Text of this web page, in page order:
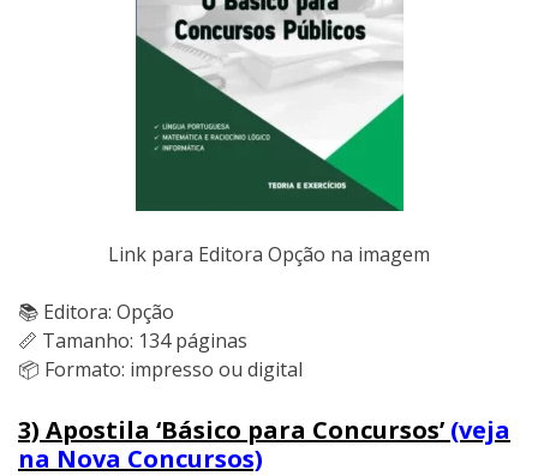
Link para Editora Opção na imagem
📚 Editora: Opção
📏 Tamanho: 134 páginas
📦 Formato: impresso ou digital
3) Apostila ‘Básico para Concursos’ (veja
na Nova Concursos)